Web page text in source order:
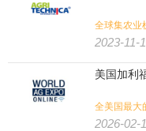
全球集农业
2023-11-
美国加利
全美国最大
2026-02-